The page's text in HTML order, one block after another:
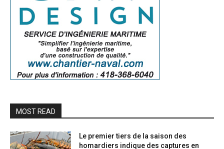
MOST READ
Le premier tiers de la saison des
homardiers indique des captures en